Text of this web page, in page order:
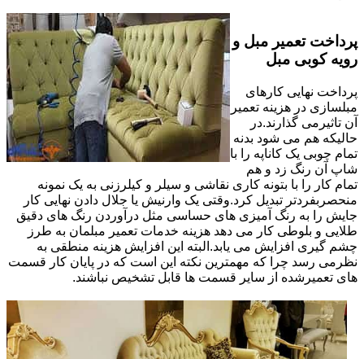
پرداخت تعمیر مبل و
رویه کوبی مبل
پرداخت نهایی کارهای
مبلسازی در هزینه تعمیر
آن تاثیرمی گذارند.در
حالیکه هم می شود بدنه
تمام چوبی یک کاناپه را با
شاپ آن رنگ زد و هم
تمام کار را با بتونه کاری نقاشی و سیلر و کیلرزنی به یک نمونه
منحصربفردتر تبدیل کرد.وقتی یک وارنیش یا جلال دادن نهایی کار
جایش را به رنگ آمیزی های حساسی مثل درآوردن رنگ های دقیق
طلایی و بلوطی کار می دهد هزینه خدمات تعمیر مبلمان به طرز
چشم گیری افزایش می یابد.البته این افزایش هزینه منطقی به
نظرمی رسد چرا که مهمترین نکته این است که در پایان کار قسمت
های تعمیرشده از سایر قسمت ها قابل تشخیص نباشند.